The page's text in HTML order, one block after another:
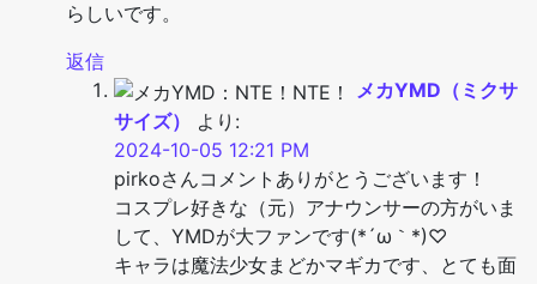
らしいです。
返信
メカYMD（ミクサ
サイズ）
より:
2024-10-05 12:21 PM
pirkoさんコメントありがとうございます！
コスプレ好きな（元）アナウンサーの方がいま
して、YMDが大ファンです(*´ω｀*)♡
キャラは魔法少女まどかマギカです、とても面